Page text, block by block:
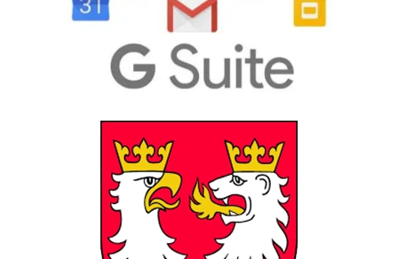
Powiat Gorlicki